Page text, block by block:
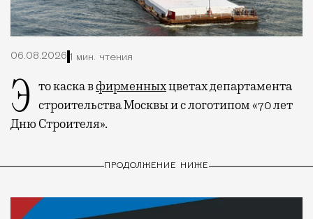
06.08.2026 1 мин. чтения
Это каска вфирменныхцветах департамента
строительства Москвы и с логотипом «70 лет
Дню Строителя».
ПРОДОЛЖЕНИЕ НИЖЕ